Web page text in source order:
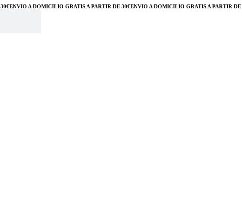
ENVÍO A DOMICILIO GRATIS A PARTIR DE 30€ ENVÍO A DOMICILIO GRATIS A PARTIR DE 30€